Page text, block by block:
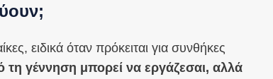
ειδικά όταν πρόκειται για συνθήκες
γέννηση μπορεί να εργάζεσαι, αλλά